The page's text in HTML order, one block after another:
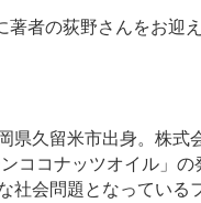
者の荻野さんをお迎
久留米市出身。株式
ココナッツオイル」
社会問題となってい